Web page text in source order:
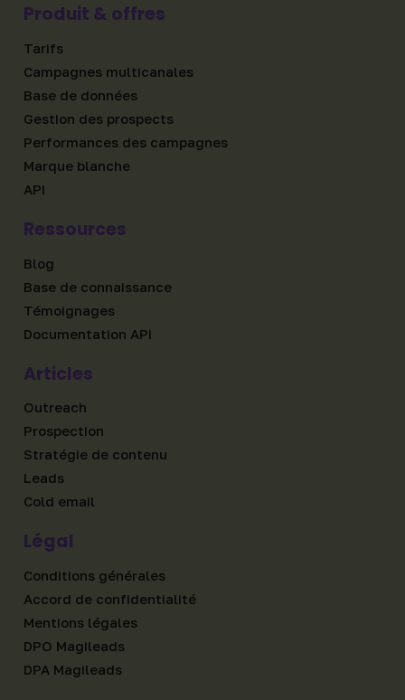
Produit & offres
Tarifs
Campagnes multicanales
Base de données
Gestion des prospects
Performances des campagnes
Marque blanche
API
Ressources
Blog
Base de connaissance
Témoignages
Documentation API
Articles
Outreach
Prospection
Stratégie de contenu
Leads
Cold email
Légal
Conditions générales
Accord de confidentialité
Mentions légales
DPO Magileads
DPA Magileads